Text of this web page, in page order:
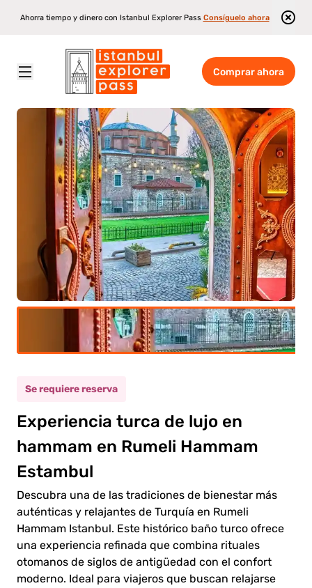
Ahorra tiempo y dinero con Istanbul Explorer Pass Consíguelo ahora
Comprar ahora
Istanbul Explorer Pass \ Atracciones Experiencia en Rumeli Hammam en Estambul
Se requiere reserva
Experiencia turca de lujo en
hammam en Rumeli Hammam
Estambul
Descubra una de las tradiciones de bienestar más
auténticas y relajantes de Turquía en Rumeli
Hammam Istanbul. Este histórico baño turco ofrece
una experiencia refinada que combina rituales
otomanos de siglos de antigüedad con el confort
moderno. Ideal para viajeros que buscan relajarse
0.00€
0.00€